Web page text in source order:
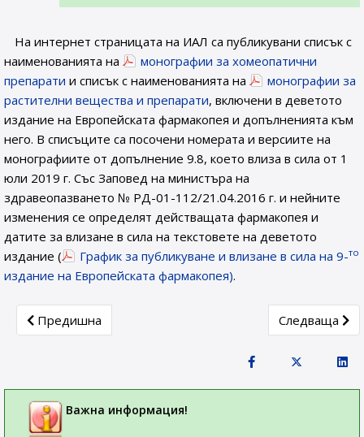
На интернет страницата на ИАЛ са публикувани списък с
наименованията на
монографии за хомеопатични
препарати и списък с наименованията на
монографии за
растителни вещества и препарати, включени в деветото
издание на Европейската фармакопея и допълненията към
него. В списъците са посочени номерата и версиите на
монографиите от допълнение 9.8, което влиза в сила от 1
юли 2019 г. Със Заповед на министъра на
здравеопазването № РД-01-112/21.04.2016 г. и нейните
изменения се определят действащата фармакопея и
датите за влизане в сила на текстовете на деветото
издание (
График за публикуване и влизане в сила на 9-то
издание на Европейската фармакопея).
Previous article: СЪОБЩЕНИE ДО ТЪРГОВЦИТЕ НА
Предишна Next article:
Следваща
Важна информация!